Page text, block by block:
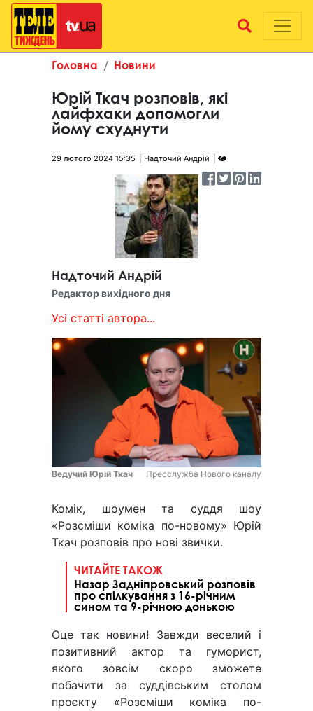
Головна Новини
Юрій Ткач розповів, які
лайфхаки допомогли
йому схуднути
29 лютого 2024 15:35 Надточий Андрій
Надточий Андрій
Редактор вихідного дня
Усі статті автора...
Ведучий Юрій Ткач Пресслужба Нового каналу
Комік, шоумен та суддя шоу
«Розсміши коміка по-новому» Юрій
Ткач розповів про нові звички.
ЧИТАЙТЕ ТАКОЖ
Назар Задніпровський розповів
про спілкування з 16-річним
сином та 9-річною донькою
Оце так новини! Завжди веселий і
позитивний актор та гуморист,
якого зовсім скоро зможете
побачити за суддівським столом
проєкту «Розсміши коміка по-